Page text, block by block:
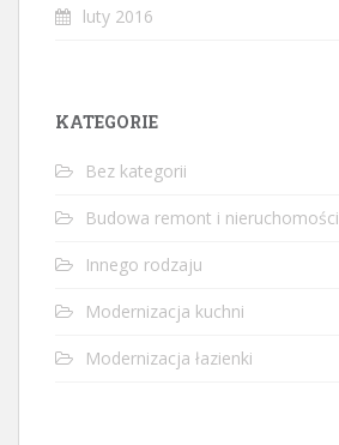
luty 2016
KATEGORIE
Bez kategorii
Budowa remont i nieruchomości
Innego rodzaju
Modernizacja kuchni
Modernizacja łazienki